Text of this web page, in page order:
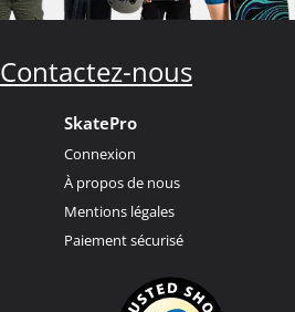
Contactez-nous
SkatePro
Connexion
À propos de nous
Mentions légales
Paiement sécurisé